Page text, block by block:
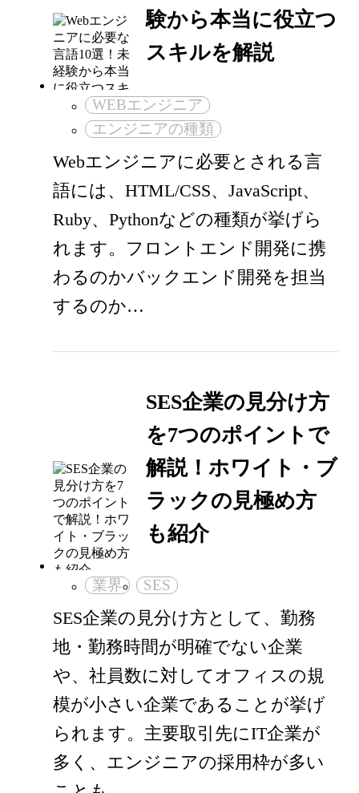
験から本当に役立つ
スキルを解説
WEBエンジニア
エンジニアの種類
Webエンジニアに必要とされる言
語には、HTML/CSS、JavaScript、
Ruby、Pythonなどの種類が挙げら
れます。フロントエンド開発に携
わるのかバックエンド開発を担当
するのか…
SES企業の見分け方
を7つのポイントで
解説！ホワイト・ブ
ラックの見極め方
も紹介
業界 SES
SES企業の見分け方として、勤務
地・勤務時間が明確でない企業
や、社員数に対してオフィスの規
模が小さい企業であることが挙げ
られます。主要取引先にIT企業が
多く、エンジニアの採用枠が多い